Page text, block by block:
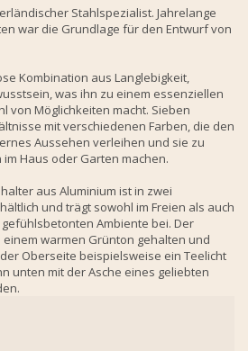
Stahlspezialist. Jahrelange
war die Grundlage für den Entwurf von
Kombination aus Langlebigkeit,
was ihn zu einem essenziellen
von Möglichkeiten macht. Sieben
mit verschiedenen Farben, die den
Aussehen verleihen und sie zu
Haus oder Garten machen.
aus Aluminium ist in zwei
und trägt sowohl im Freien als auch
Ambiente bei. Der
warmen Grünton gehalten und
Oberseite beispielsweise ein Teelicht
unten mit der Asche eines geliebten